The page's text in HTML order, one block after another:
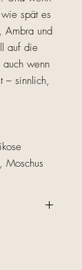
spät es
Ambra und
auf die
wenn
– sinnlich,
Moschus